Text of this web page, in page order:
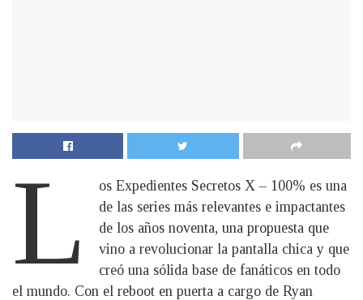
L
os Expedientes Secretos X – 100% es una
de las series más relevantes e impactantes
de los años noventa, una propuesta que
vino a revolucionar la pantalla chica y que
creó una sólida base de fanáticos en todo
el mundo. Con el reboot en puerta a cargo de Ryan